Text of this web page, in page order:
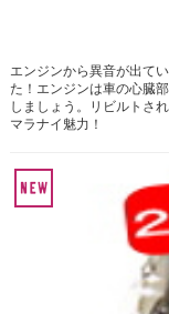
エンジンから異音が出て
た！エンジンは車の心臓
しましょう。リビルトさ
マラナイ魅力！